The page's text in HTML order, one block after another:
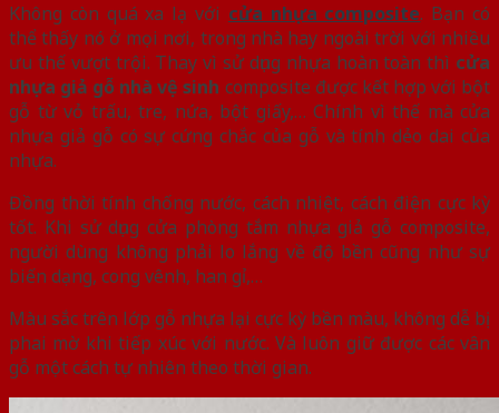
Không còn quá xa lạ với cửa nhựa composite. Bạn có
thể thấy nó ở mọi nơi, trong nhà hay ngoài trời với nhiều
ưu thế vượt trội. Thay vì sử dụng nhựa hoàn toàn thì cửa
nhựa giả gỗ nhà vệ sinh composite được kết hợp với bột
gỗ từ vỏ trấu, tre, nứa, bột giấy,… Chính vì thế mà cửa
nhựa giả gỗ có sự cứng chắc của gỗ và tính dẻo dai của
nhựa.
Đồng thời tính chống nước, cách nhiệt, cách điện cực kỳ
tốt. Khi sử dụng cửa phòng tắm nhựa giả gỗ composite,
người dùng không phải lo lắng về độ bền cũng như sự
biến dạng, cong vênh, han gỉ,…
Màu sắc trên lớp gỗ nhựa lại cực kỳ bền màu, không dễ bị
phai mờ khi tiếp xúc với nước. Và luôn giữ được các vân
gỗ một cách tự nhiên theo thời gian.